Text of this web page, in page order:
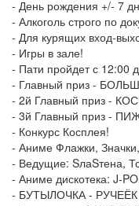
- День рождения +/- 7
- Алкоголь строго по
- Для курящих вход-
- Игры в зале!
- Пати пройдет с 12:00
- Главный приз -
- 2й Главный приз -
- 3й Главный приз -
- Конкурс Косплея!
- Аниме Флажки,
- Ведущие: SлаSтена,
- Аниме дискотека: J-
- БУТЫЛОЧКА - РУЧЕЁК